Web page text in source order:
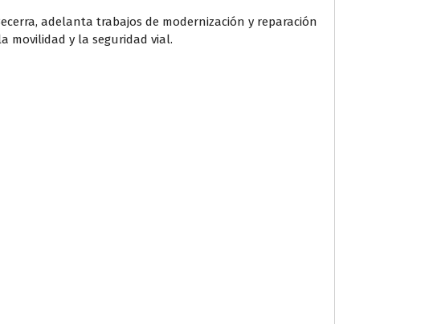
adelanta trabajos de modernización y reparación
movilidad y la seguridad vial.